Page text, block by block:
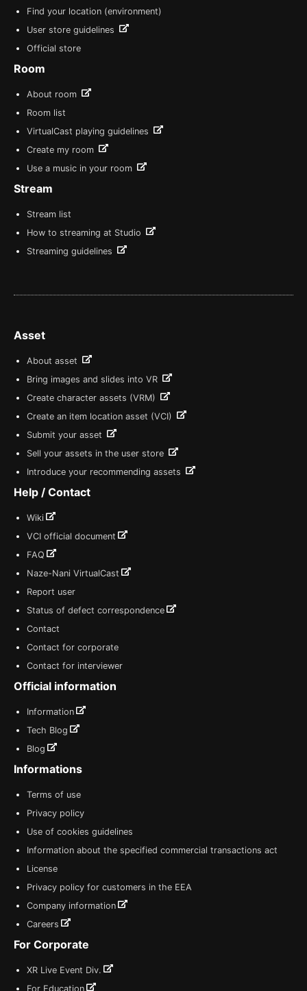
Find your location (environment)
User store guidelines
Official store
Room
About room
Room list
VirtualCast playing guidelines
Create my room
Use a music in your room
Stream
Stream list
How to streaming at Studio
Streaming guidelines
Asset
About asset
Bring images and slides into VR
Create character assets (VRM)
Create an item location asset (VCI)
Submit your asset
Sell your assets in the user store
Introduce your recommending assets
Help / Contact
Wiki
VCI official document
FAQ
Naze-Nani VirtualCast
Report user
Status of defect correspondence
Contact
Contact for corporate
Contact for interviewer
Official information
Information
Tech Blog
Blog
Informations
Terms of use
Privacy policy
Use of cookies guidelines
Information about the specified commercial transactions act
License
Privacy policy for customers in the EEA
Company information
Careers
For Corporate
XR Live Event Div.
For Education